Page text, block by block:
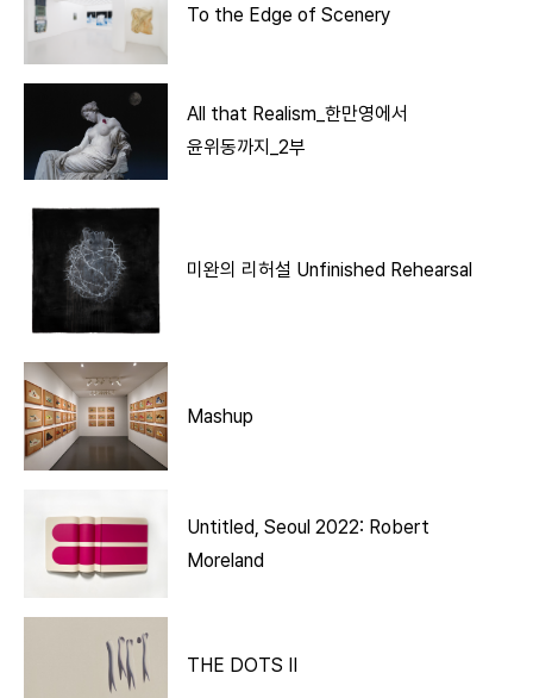
To the Edge of Scenery
All that Realism_한만영에서
윤위동까지_2부
미완의 리허설 Unfinished Rehearsal
Mashup
Untitled, Seoul 2022: Robert
Moreland
THE DOTS II